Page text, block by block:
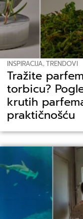
INSPIRACIJA,TRENDOVI
Tražite
torbicu?
krutih
praktičnošću